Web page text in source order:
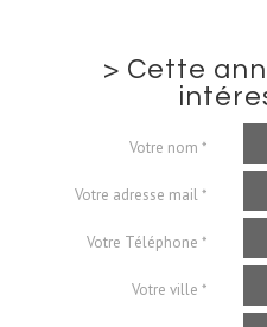
> Cette
Votre nom *
Votre adresse mail *
Votre Téléphone *
Votre ville *